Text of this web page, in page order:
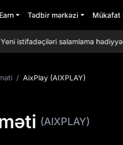
Earn Tədbir mərkəzi Mükafat
istifadəçiləri salamlama
/ AixPlay (AIXPLAY)
(AIXPLAY)